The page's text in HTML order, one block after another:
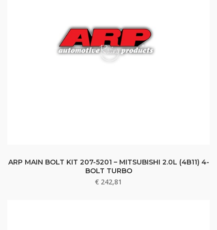
ARP MAIN BOLT KIT 207-5201 – MITSUBISHI 2.0L (4B11) 4-
BOLT TURBO
€ 242,81